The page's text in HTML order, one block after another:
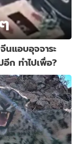
แอบอุจจาระ
ก ทำไปเพื่อ?